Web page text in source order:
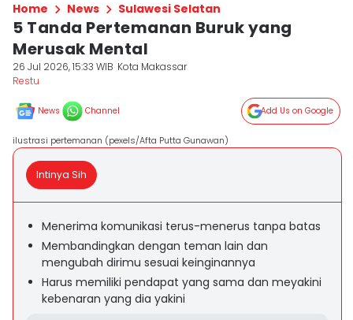
Home News Sulawesi Selatan
5 Tanda Pertemanan Buruk yang
Merusak Mental
26 Jul 2026, 15:33 WIB Kota Makassar
Restu
News Channel Add Us on Google
ilustrasi pertemanan (pexels/Afta Putta Gunawan)
Intinya Sih
Menerima komunikasi terus-menerus tanpa batas
Membandingkan dengan teman lain dan
mengubah dirimu sesuai keinginannya
Harus memiliki pendapat yang sama dan meyakini
kebenaran yang dia yakini